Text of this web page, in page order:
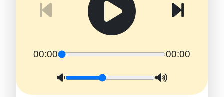
00:00 00:00